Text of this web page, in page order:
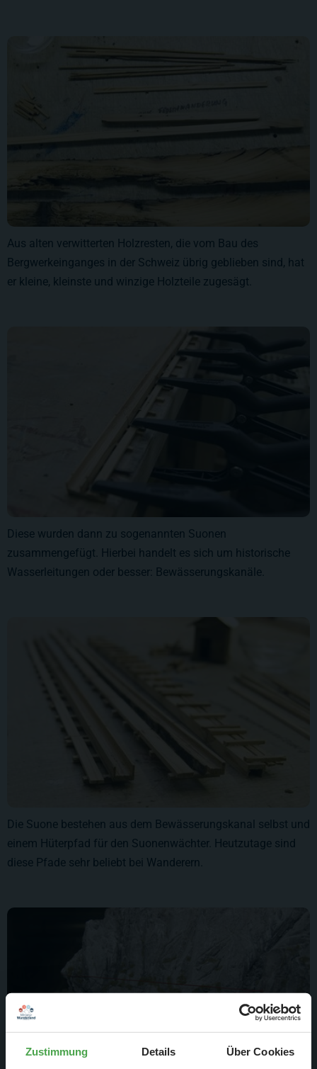
Zustimmung Details Über Cookies
Aus alten verwitterten Holzresten, die vom Bau des
Bergwerkeinganges in der Schweiz übrig geblieben sind, hat
er kleine, kleinste und winzige Holzteile zugesägt.
Diese wurden dann zu sogenannten Suonen
zusammengefügt. Hierbei handelt es sich um historische
Wasserleitungen oder besser: Bewässerungskanäle.
Die Suone bestehen aus dem Bewässerungskanal selbst und
einem Hüterpfad für den Suonenwächter. Heutzutage sind
diese Pfade sehr beliebt bei Wanderern.